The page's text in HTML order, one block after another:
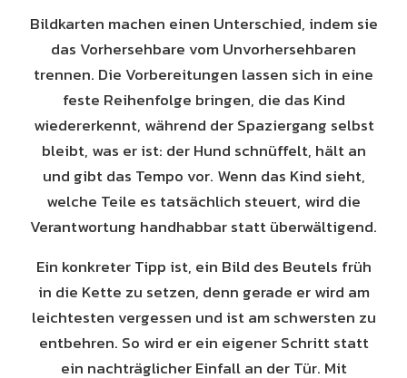
Bildkarten machen einen Unterschied, indem sie
das Vorhersehbare vom Unvorhersehbaren
trennen. Die Vorbereitungen lassen sich in eine
feste Reihenfolge bringen, die das Kind
wiedererkennt, während der Spaziergang selbst
bleibt, was er ist: der Hund schnüffelt, hält an
und gibt das Tempo vor. Wenn das Kind sieht,
welche Teile es tatsächlich steuert, wird die
Verantwortung handhabbar statt überwältigend.
Ein konkreter Tipp ist, ein Bild des Beutels früh
in die Kette zu setzen, denn gerade er wird am
leichtesten vergessen und ist am schwersten zu
entbehren. So wird er ein eigener Schritt statt
ein nachträglicher Einfall an der Tür. Mit